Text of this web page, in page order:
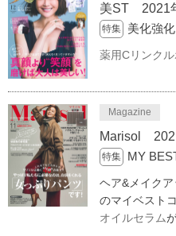
美ST 2021
特集 美化強
薬用Cリンク
Magazine
Marisol
特集 MY
ヘア&メイク
のマイベスト
オイルセラム